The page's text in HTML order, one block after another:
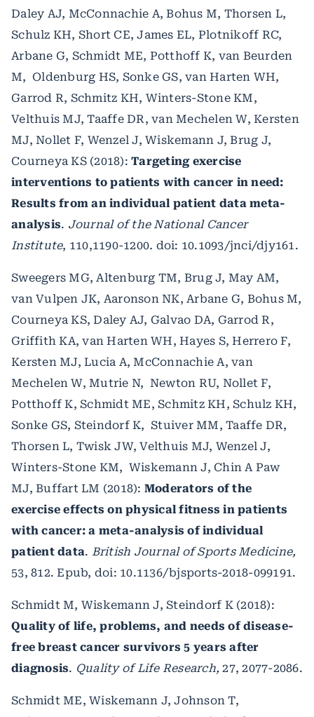
Daley AJ, McConnachie A, Bohus M, Thorsen L,
Schulz KH, Short CE, James EL, Plotnikoff RC,
Arbane G, Schmidt ME, Potthoff K, van Beurden
M, Oldenburg HS, Sonke GS, van Harten WH,
Garrod R, Schmitz KH, Winters-Stone KM,
Velthuis MJ, Taaffe DR, van Mechelen W, Kersten
MJ, Nollet F, Wenzel J, Wiskemann J, Brug J,
Courneya KS (2018): Targeting exercise
interventions to patients with cancer in need:
Results from an individual patient data meta-
analysis. Journal of the National Cancer
Institute, 110,1190-1200. doi: 10.1093/jnci/djy161.
Sweegers MG, Altenburg TM, Brug J, May AM,
van Vulpen JK, Aaronson NK, Arbane G, Bohus M,
Courneya KS, Daley AJ, Galvao DA, Garrod R,
Griffith KA, van Harten WH, Hayes S, Herrero F,
Kersten MJ, Lucia A, McConnachie A, van
Mechelen W, Mutrie N, Newton RU, Nollet F,
Potthoff K, Schmidt ME, Schmitz KH, Schulz KH,
Sonke GS, Steindorf K, Stuiver MM, Taaffe DR,
Thorsen L, Twisk JW, Velthuis MJ, Wenzel J,
Winters-Stone KM, Wiskemann J, Chin A Paw
MJ, Buffart LM (2018): Moderators of the
exercise effects on physical fitness in patients
with cancer: a meta-analysis of individual
patient data. British Journal of Sports Medicine,
53, 812. Epub, doi: 10.1136/bjsports-2018-099191.
Schmidt M, Wiskemann J, Steindorf K (2018):
Quality of life, problems, and needs of disease-
free breast cancer survivors 5 years after
diagnosis. Quality of Life Research,27, 2077-2086.
Schmidt ME, Wiskemann J, Johnson T,